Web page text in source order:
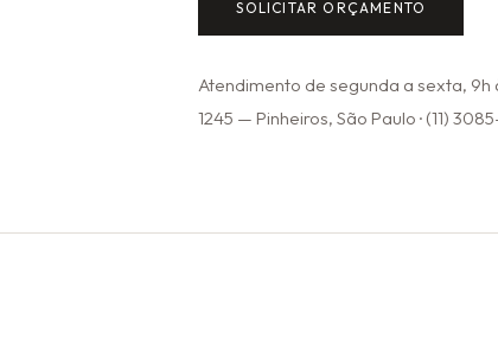
SOLICITAR ORÇAMENTO
Atendimento de segunda a sexta, 9h
1245 — Pinheiros, São Paulo · (11)